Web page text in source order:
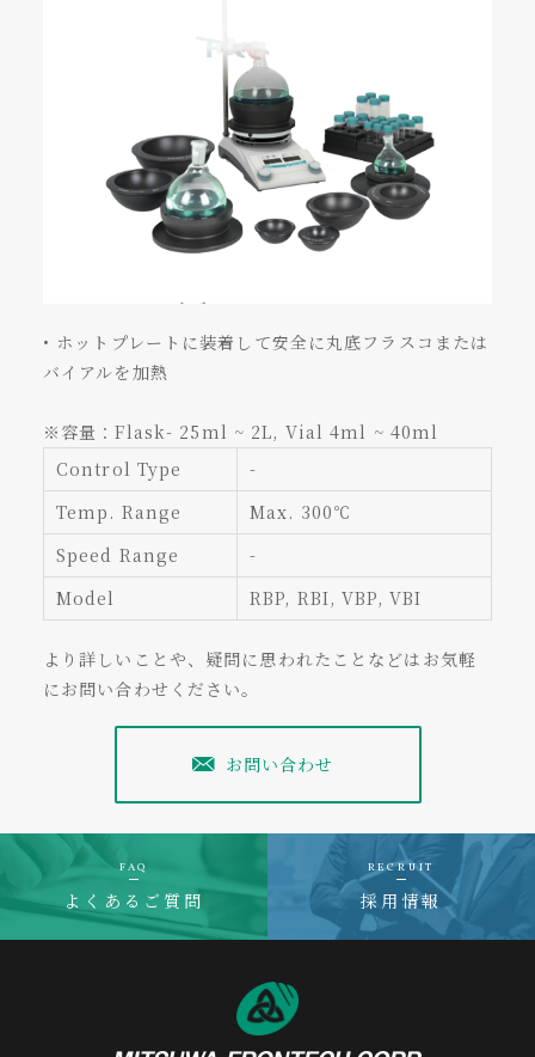
• ホットプレートに装着して安全に丸底フラスコまたは
バイアルを加熱
※容量：Flask- 25ml ~ 2L, Vial 4ml ~ 40ml
Control Type
-
Temp. Range
Max. 300℃
Speed Range
-
Model
RBP, RBI, VBP, VBI
より詳しいことや、疑問に思われたことなどはお気軽
にお問い合わせください。
お問い合わせ
FAQ
よくあるご質問
RECRUIT
採用情報